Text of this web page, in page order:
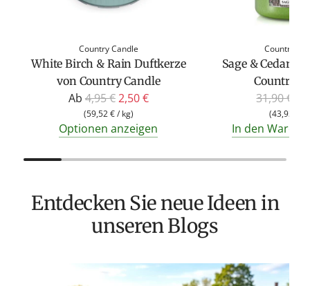
Country Candle
White Birch & Rain Duftkerze
von Country Candle
Ab R
e
g
r
4,95 €2,50 €
(59,52 €/ kg)
Optionen anzeigen
Country
Sage & Cedar
Country
R
g
r
31,90 €
(43,93 €
In den
Entdecken Sie neue Ideen in
unseren Blogs